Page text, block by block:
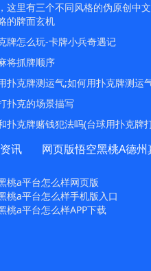
这里有三个不同风格的伪原创中
的牌面玄机
牌怎么玩-卡牌小兵奇遇记
将抓牌顺序
扑克牌测运气;如何用扑克牌测运
扑克的场景描写
扑克牌赌钱犯法吗(台球用扑克牌
讯 网页版悟空黑桃A德州
桃a平台怎么样网页版
桃a平台怎么样手机版入口
桃a平台怎么样APP下载